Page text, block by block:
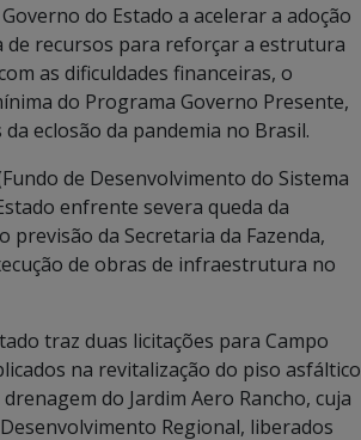
do Estado a acelerar a adoção
de recursos para reforçar a estrutura
as dificuldades financeiras, o
do Programa Governo Presente,
eclosão da pandemia no Brasil.
de Desenvolvimento do Sistema
enfrente severa queda da
da Secretaria da Fazenda,
de obras de infraestrutura no
traz duas licitações para Campo
na revitalização do piso asfáltico
do Jardim Aero Rancho, cuja
Regional, liberados